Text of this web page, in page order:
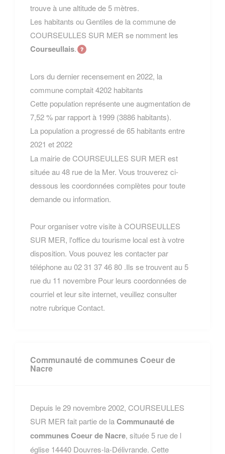
trouve à une altitude de 5 mètres.
Les habitants ou Gentiles de la commune de
COURSEULLES SUR MER se nomment les
Courseullais.
Lors du dernier recensement en 2022, la
commune comptait 4202 habitants
Cette population représente une augmentation de
7,52 % par rapport à 1999 (3886 habitants).
La population a progressé de 65 habitants entre
2021 et 2022
La mairie de COURSEULLES SUR MER est
située au 48 rue de la Mer. Vous trouverez ci-
dessous les coordonnées complètes pour toute
demande ou information.
Pour organiser votre visite à COURSEULLES
SUR MER, l'office du tourisme local est à votre
disposition. Vous pouvez les contacter par
téléphone au 02 31 37 46 80 .Ils se trouvent au 5
rue du 11 novembre Pour leurs coordonnées de
courriel et leur site internet, veuillez consulter
notre rubrique Contact.
Communauté de communes Coeur de
Nacre
Depuis le 29 novembre 2002, COURSEULLES
SUR MER fait partie de laCommunauté de
communes Coeur de Nacre, située 5 rue de l
église 14440 Douvres-la-Délivrande. Cette